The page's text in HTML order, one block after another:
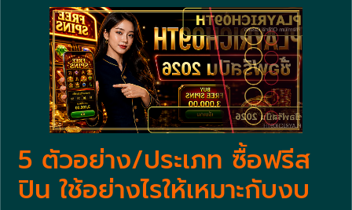
5 ตัวอย่าง/ประเภท ซื้อฟรีส
ปิน ใช้อย่างไรให้เหมาะกับงบ